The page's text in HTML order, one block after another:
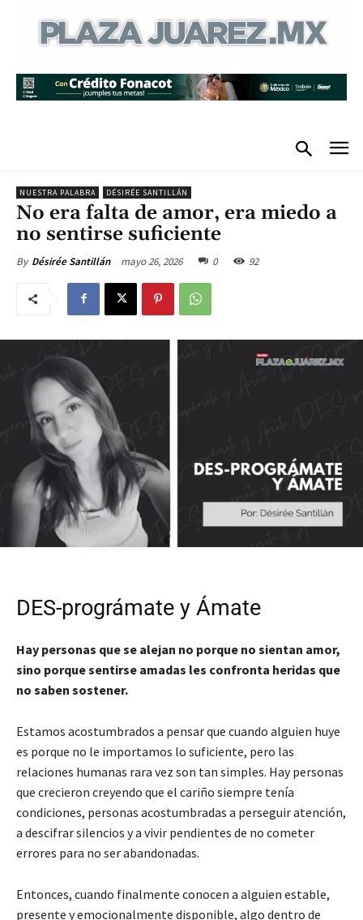
NUESTRA PALABRA DÉSIRÉE SANTILLÁN
No era falta de amor, era miedo a
no sentirse suficiente
By Désirée Santillán mayo 26, 2026 0 92
DES-prográmate y Ámate
Hay personas que se alejan no porque no sientan amor,
sino porque sentirse amadas les confronta heridas que
no saben sostener.
Estamos acostumbrados a pensar que cuando alguien huye
es porque no le importamos lo suficiente, pero las
relaciones humanas rara vez son tan simples. Hay personas
que crecieron creyendo que el cariño siempre tenía
condiciones, personas acostumbradas a perseguir atención,
a descifrar silencios y a vivir pendientes de no cometer
errores para no ser abandonadas.
Entonces, cuando finalmente conocen a alguien estable,
presente y emocionalmente disponible, algo dentro de